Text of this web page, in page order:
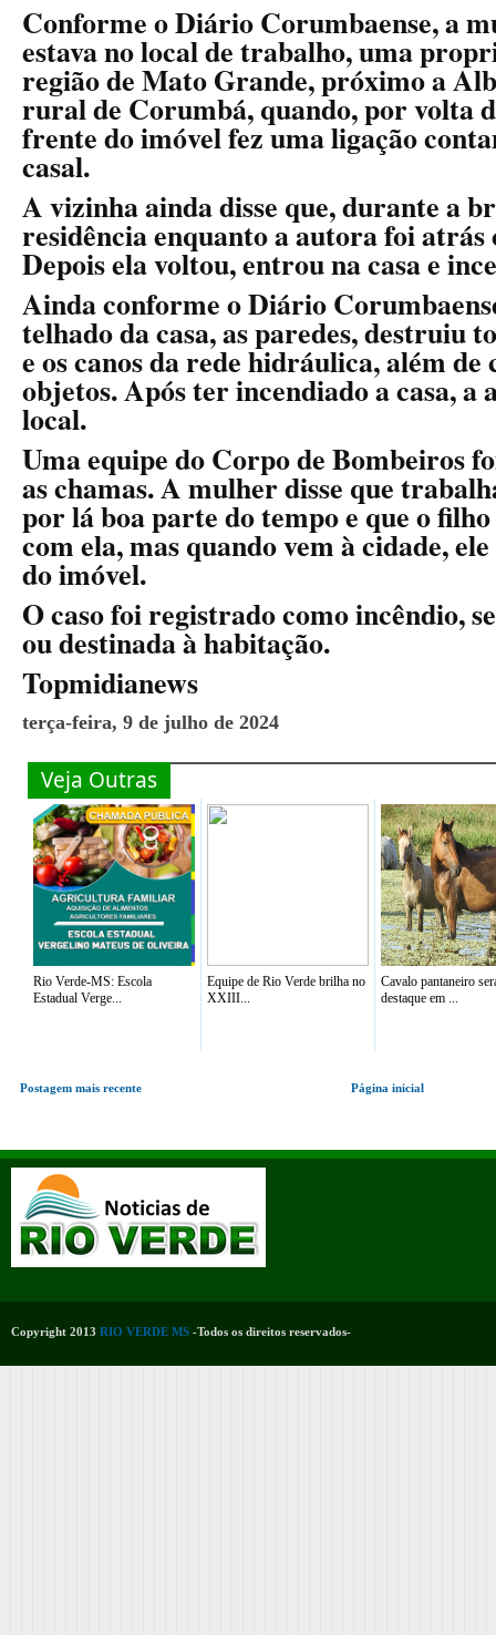
Conforme o Diário Corumbaense, a
estava no local de trabalho, uma
região de Mato Grande, próximo a
rural de Corumbá, quando, por volta
frente do imóvel fez uma ligação
casal.
A vizinha ainda disse que, durante a
residência enquanto a autora foi atrás
Depois ela voltou, entrou na casa e
Ainda conforme o Diário
telhado da casa, as paredes, destruiu
e os canos da rede hidráulica, além de
objetos. Após ter incendiado a casa, a
local.
Uma equipe do Corpo de Bombeiros
as chamas. A mulher disse que
por lá boa parte do tempo e que o
com ela, mas quando vem à cidade,
do imóvel.
O caso foi registrado como incêndio,
ou destinada à habitação.
Topmidianews
terça-feira, 9 de julho de 2024
Veja Outras
Rio Verde-MS: Escola
Estadual Verge...
Equipe de Rio Verde brilha no
XXIII...
Cavalo pantaneiro
destaque em ...
Postagem mais recente Página inicial
Copyright 2013 RIO VERDE MS -Todos os direitos reservados-